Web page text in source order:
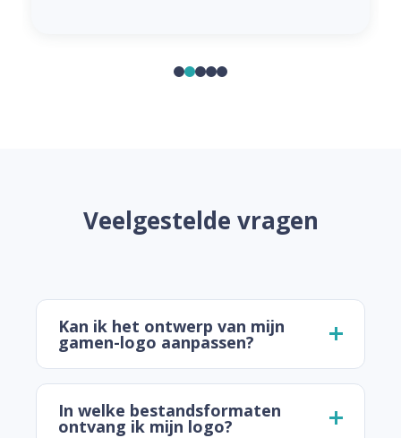
Veelgestelde vragen
Kan ik het ontwerp van mijn
gamen-logo aanpassen?
In welke bestandsformaten
ontvang ik mijn logo?